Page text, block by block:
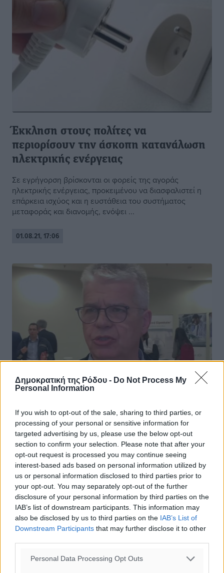
Δημοκρατική της Ρόδου - Do Not Process My
Personal Information
If you wish to opt-out of the sale, sharing to third parties, or
processing of your personal or sensitive information for
targeted advertising by us, please use the below opt-out
section to confirm your selection. Please note that after your
opt-out request is processed you may continue seeing
interest-based ads based on personal information utilized by
us or personal information disclosed to third parties prior to
your opt-out. You may separately opt-out of the further
disclosure of your personal information by third parties on the
IAB’s list of downstream participants. This information may
also be disclosed by us to third parties on the IAB’s List of
Downstream Participants that may further disclose it to other
Personal Data Processing Opt Outs
Έκκληση στους πολίτες να
περιορίσουν την άσκοπη κατανάλωση
ηλεκτρικής ενέργειας
Σε εγρήγορση βρίσκονται οι φορείς της αγοράς
ηλεκτρικής ενέργειας, προκειμένου να διασφαλιστεί η
επάρκεια ισχύος και η ευστάθεια του συστήματος
μεταφοράς και διανομής, ενόψει ...
01.08.21, 17:06
Γώγος για ανεμβολίαστους: Kανονικά
θα έπρεπε να πηγαίνουν για ψώνια με
rapid test
Στο ενδεχόμενο διενέργειας εργαστηριακών τεστ δύο
φορές την εβδομάδα για τους
ανεμβολίαστους αναφέρθηκε ο καθηγητής και μέλος της
επιτροπής των Ειδικών Χαράλαμπος Γώγος, ...